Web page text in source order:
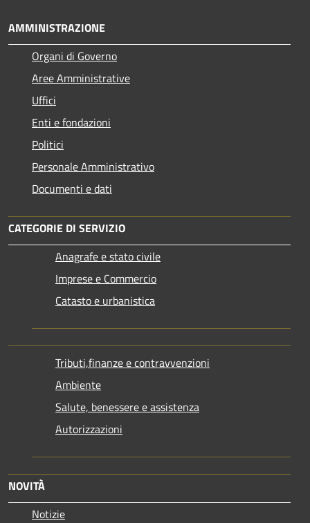
AMMINISTRAZIONE
Organi di Governo
Aree Amministrative
Uffici
Enti e fondazioni
Politici
Personale Amministrativo
Documenti e dati
CATEGORIE DI SERVIZIO
Anagrafe e stato civile
Imprese e Commercio
Catasto e urbanistica
Tributi,finanze e contravvenzioni
Ambiente
Salute, benessere e assistenza
Autorizzazioni
NOVITÀ
Notizie